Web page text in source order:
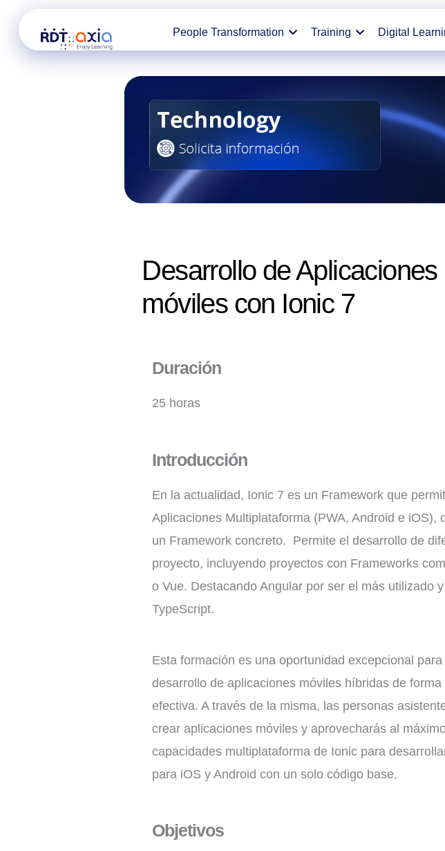
People Transformation Training Digital
Desarrollo de Aplicaciones
móviles con Ionic 7
Duración
25 horas
Introducción
En la actualidad, Ionic 7 es un Framework que
Aplicaciones Multiplataforma (PWA, Android e iOS),
un Framework concreto. Permite el desarrollo de
proyecto, incluyendo proyectos con Frameworks
o Vue. Destacando Angular por ser el más utilizado
TypeScript.
Esta formación es una oportunidad excepcional
desarrollo de aplicaciones móviles híbridas de
efectiva. A través de la misma, las personas
crear aplicaciones móviles y aprovecharás al
capacidades multiplataforma de Ionic para
para iOS y Android con un solo código base.
Objetivos